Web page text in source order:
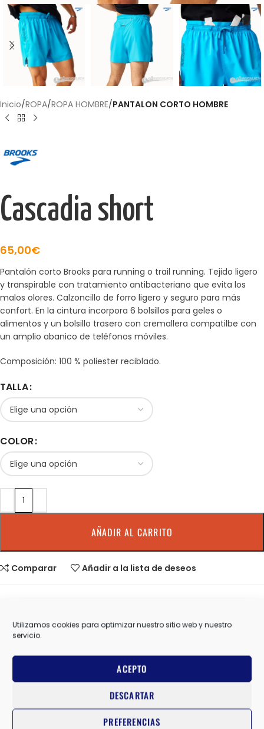
Utilizamos cookies para optimizar nuestro sitio web y nuestro
servicio.
ACEPTO
DESCARTAR
PREFERENCIAS
Inicio ROPA ROPA HOMBRE PANTALON CORTO HOMBRE
Cascadia short
65,00€
Pantalón corto Brooks para running o trail running. Tejido ligero
y transpirable con tratamiento antibacteriano que evita los
malos olores. Calzoncillo de forro ligero y seguro para más
confort. En la cintura incorpora 6 bolsillos para geles o
alimentos y un bolsillo trasero con cremallera compatilbe con
un amplio abanico de teléfonos móviles.
Composición: 100 % poliester reciblado.
TALLA
COLOR
AÑADIR AL CARRITO
Comparar Añadir a la lista de deseos
PANTALON CORTO TRAIL HOMBRE
Información adicional